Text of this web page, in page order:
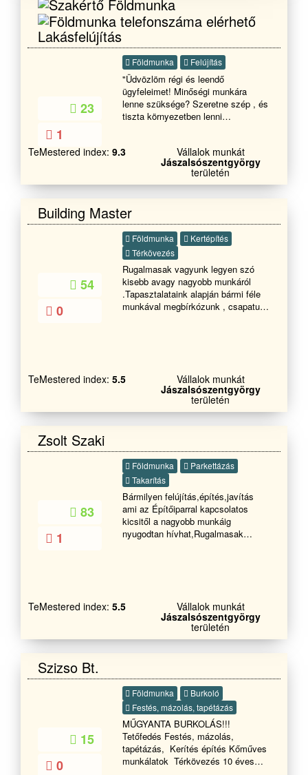
èpítèse ,rèszleges tetőjavítas ,vihar
utáni károk elhárítása. Legyen az
Amiben mèg állunk rendelkezèsère.
Az mindenfèle kőműves munkák.
Pl.: Falazás,betonozás, vakolás,
hőszigetelès , tèrkövezès , kerítès
èpítès, kèmènyek javítása ,bontása,
èpítèse. Hívjanak bizalommal . Tel.
06209957449. E-mail. :
Lakásfelújítás
23
1
Földmunka Felújítás
"Üdvözlöm régi és leendő
ügyfeleimet! Minőségi munkára
lenne szüksége? Szeretne szép , és
tiszta környezetben lenni
teljesítik időre amit kért? Akkor ne
habozzon és vegye fel velem a
kapcsolatot, ha szobafestésre,
gipszkartonszerelésre , teljeskörű
Üdvözlettel Tóth Csaba
TeMestered index: 9.3 Vállalok munkát
Jászalsószentgyörgy
területén
Building Master
54
0
Földmunka
Kertépítés
Térkövezés
Rugalmasak vagyunk legyen szó
kisebb avagy nagyobb munkáról
.Tapasztalataink alapján bármi féle
munkával megbírkózunk , csapatunk
tevékenységeink....: Javítások lakás
felújítás falazás, vakolás,
színezés, terasz épités
tárolók,melléképületek kerítés
térbetonozás gipszkartonozás
ácsmunkák Tetőjavítás akár S.O.S
ajtók-ablakok cseréje
TeMestered index: 5.5 Vállalok munkát
Jászalsószentgyörgy
területén
Zsolt Szaki
83
1
Földmunka
Parkettázás
Takarítás
Bármilyen felújítás,építés,javítás
ami az Építőiparral kapcsolatos
kicsitől a nagyobb munkáig
nyugodtan hívhat,Rugalmasak
TeMestered index: 5.5 Vállalok munkát
Jászalsószentgyörgy
területén
Szizso Bt.
15
0
Földmunka
Burkoló
Festés, mázolás, tapétázás
MŰGYANTA BURKOLÁS!!!
Tetőfedés Festés, mázolás,
tapétázás, Kerítés építés Kőműves
munkálatok Térkövezés 10 éves